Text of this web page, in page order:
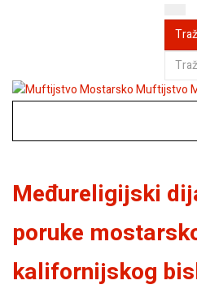
Muftijstvo
Međureligijski
poruke
kalifornijskog